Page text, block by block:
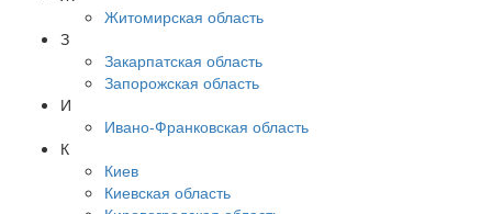
Житомирская область
З
Закарпатская область
Запорожская область
И
Ивано-Франковская область
К
Киев
Киевская область